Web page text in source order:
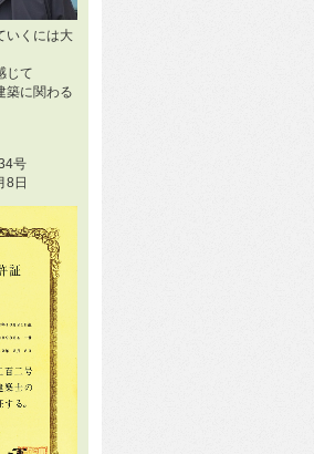
いくには大
じて
築に関わる
号
8日